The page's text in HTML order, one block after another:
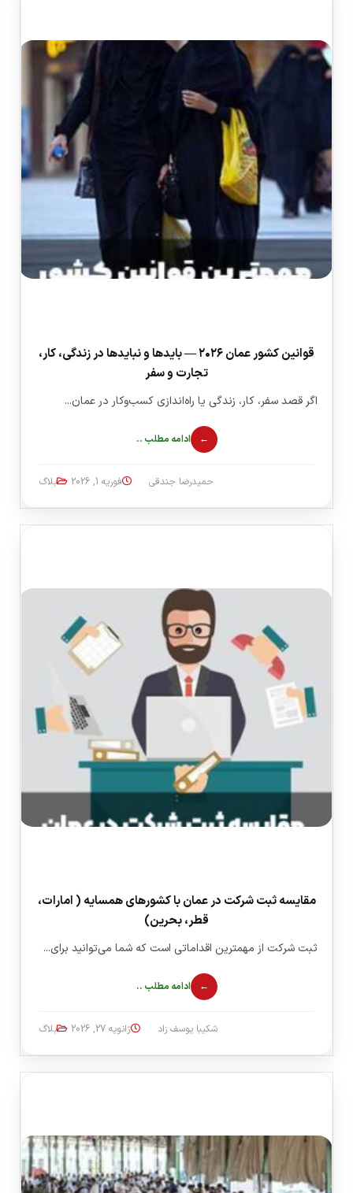
قوانین کشور عمان ۲۰۲۶ — بایدها و نبایدها در زندگی، کار،
تجارت و سفر
اگر قصد سفر، کار، زندگی یا راه‌اندازی کسب‌وکار در عمان...
ادامه مطلب ..
حمیدرضا جندقی فوریه 1, 2026 بلاگ
مقایسه ثبت شرکت در عمان با کشورهای همسایه ( امارات،
قطر، بحرین)
ثبت شرکت از مهمترین اقداماتی است که شما می‌توانید برای...
ادامه مطلب ..
شکیبا یوسف زاد ژانویه 27, 2026 بلاگ